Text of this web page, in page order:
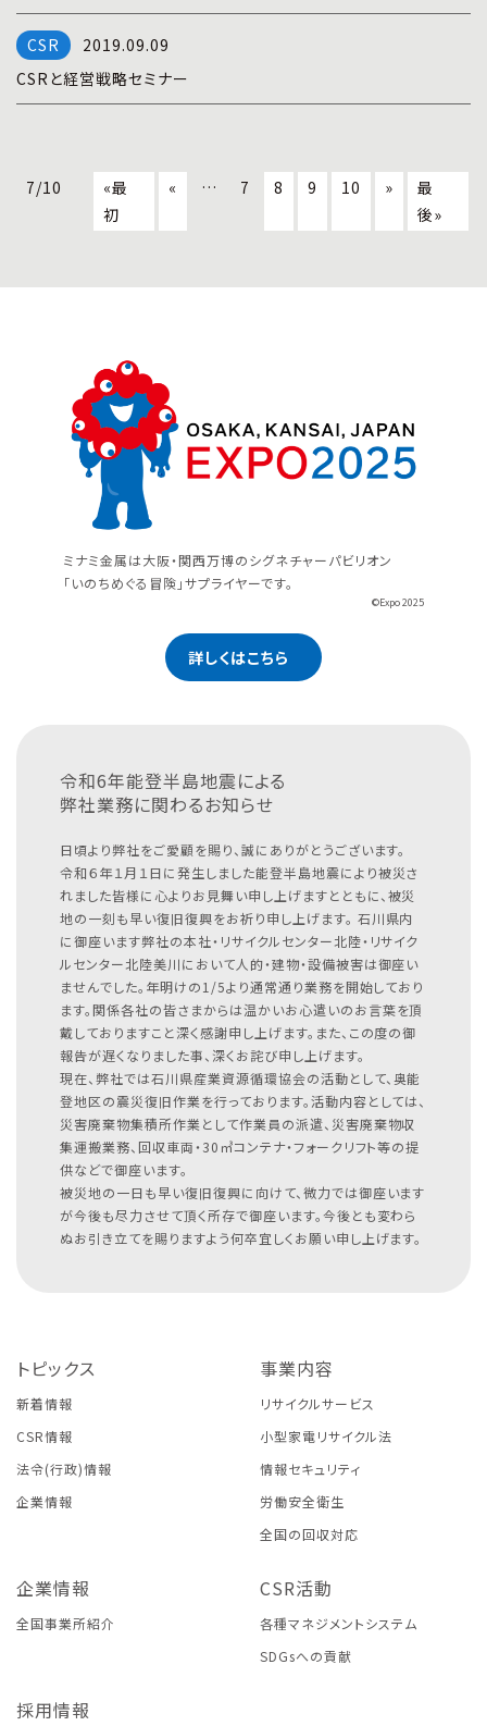
2019.09.09
CSRと経営戦略セミナー
7/10
«最
初
« … 7 8 9 10 »
最
後»
ミナミ金属は大阪・関西万博のシグネチャーパビリオン
「いのちめぐる冒険」サプライヤーです。
©Expo 2025
詳しくはこちら
令和6年能登半島地震による
弊社業務に関わるお知らせ
日頃より弊社をご愛顧を賜り、誠にありがとうございます。
令和６年１月１日に発生しました能登半島地震により被災さ
れました皆様に心よりお見舞い申し上げますとともに、被災
地の一刻も早い復旧復興をお祈り申し上げます。 石川県内
に御座います弊社の本社・リサイクルセンター北陸・リサイク
ルセンター北陸美川において人的・建物・設備被害は御座い
ませんでした。年明けの1/5より通常通り業務を開始しており
ます。関係各社の皆さまからは温かいお心遣いのお言葉を頂
戴しておりますこと深く感謝申し上げます。また、この度の御
報告が遅くなりました事、深くお詫び申し上げます。
現在、弊社では石川県産業資源循環協会の活動として、奥能
登地区の震災復旧作業を行っております。活動内容としては、
災害廃棄物集積所作業として作業員の派遣、災害廃棄物収
集運搬業務、回収車両・30㎥コンテナ・フォークリフト等の提
供などで御座います。
被災地の一日も早い復旧復興に向けて、微力では御座います
が今後も尽力させて頂く所存で御座います。今後とも変わら
ぬお引き立てを賜りますよう何卒宜しくお願い申し上げます。
トピックス
新着情報
CSR情報
法令(行政)情報
企業情報
事業内容
リサイクルサービス
小型家電リサイクル法
情報セキュリティ
労働安全衛生
全国の回収対応
企業情報
全国事業所紹介
CSR活動
各種マネジメントシステム
SDGsへの貢献
採用情報